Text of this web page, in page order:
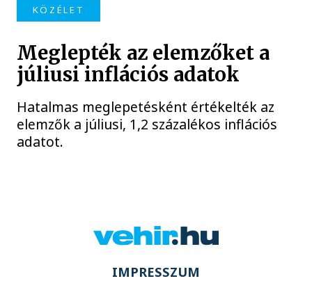
KÖZÉLET
Meglepték az elemzőket a
júliusi inflációs adatok
Hatalmas meglepetésként értékelték az
elemzők a júliusi, 1,2 százalékos inflációs
adatot.
IMPRESSZUM